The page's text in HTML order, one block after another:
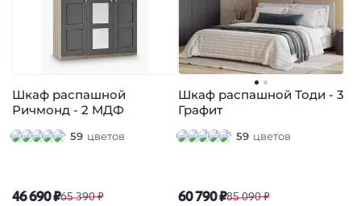
Шкаф распашной
Ричмонд - 2 МДФ
59 цветов
46 690 ₽65 390 ₽
Шкаф распашной Тоди - 3
Графит
59 цветов
60 790 ₽85 090 ₽